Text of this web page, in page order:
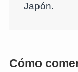
Japón.
Cómo